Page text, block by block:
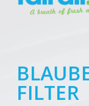
FILTER